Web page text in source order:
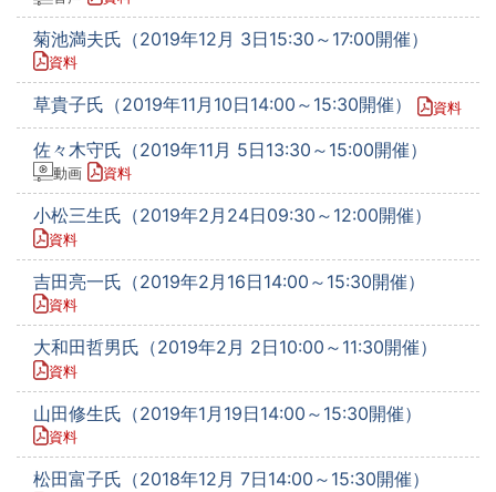
菊池満夫氏（2019年12月 3日15:30～17:00開催）
資料
草貴子氏（2019年11月10日14:00～15:30開催） 資料
佐々木守氏（2019年11月 5日13:30～15:00開催）
動画 資料
小松三生氏（2019年2月24日09:30～12:00開催）
資料
吉田亮一氏（2019年2月16日14:00～15:30開催）
資料
大和田哲男氏（2019年2月 2日10:00～11:30開催）
資料
山田修生氏（2019年1月19日14:00～15:30開催）
資料
松田富子氏（2018年12月 7日14:00～15:30開催）